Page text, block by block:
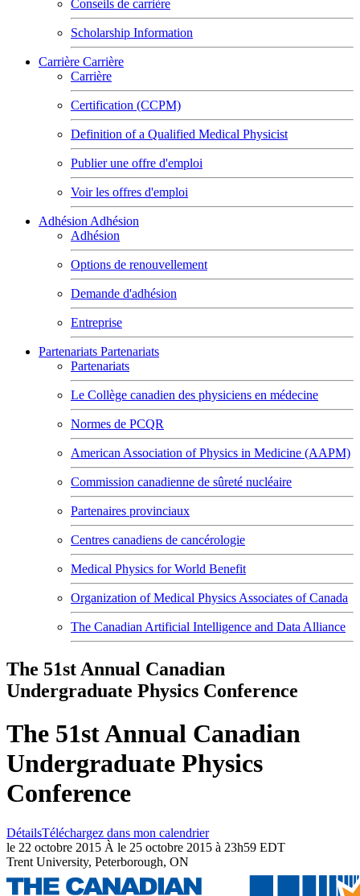
Conseils de carrière
Scholarship Information
Carrière Carrière
Carrière
Certification (CCPM)
Definition of a Qualified Medical Physicist
Publier une offre d'emploi
Voir les offres d'emploi
Adhésion Adhésion
Adhésion
Options de renouvellement
Demande d'adhésion
Entreprise
Partenariats Partenariats
Partenariats
Le Collège canadien des physiciens en médecine
Normes de PCQR
American Association of Physics in Medicine (AAPM)
Commission canadienne de sûreté nucléaire
Partenaires provinciaux
Centres canadiens de cancérologie
Medical Physics for World Benefit
Organization of Medical Physics Associates of Canada
The Canadian Artificial Intelligence and Data Alliance
The 51st Annual Canadian
Undergraduate Physics Conference
The 51st Annual Canadian
Undergraduate Physics
Conference
DétailsTéléchargez dans mon calendrier
le 22 octobre 2015 À le 25 octobre 2015 à 23h59 EDT
Trent University, Peterborough, ON